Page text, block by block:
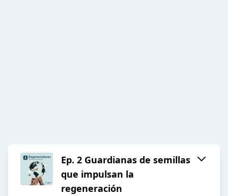
Ep. 2 Guardianas de semillas
que impulsan la
regeneración